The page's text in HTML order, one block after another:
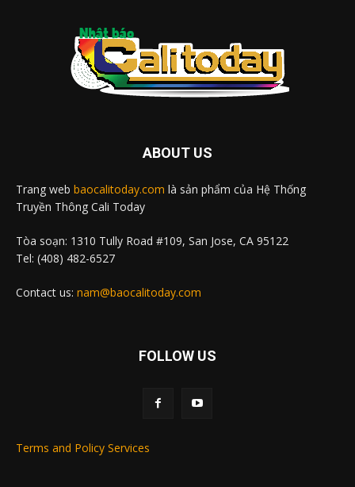
ABOUT US
Trang web baocalitoday.com là sản phẩm của Hệ Thống
Truyền Thông Cali Today
Tòa soạn: 1310 Tully Road #109, San Jose, CA 95122
Tel: (408) 482-6527
Contact us: nam@baocalitoday.com
FOLLOW US
Terms and Policy Services